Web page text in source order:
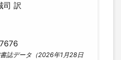
司 訳
誌データ（2026年1月28日